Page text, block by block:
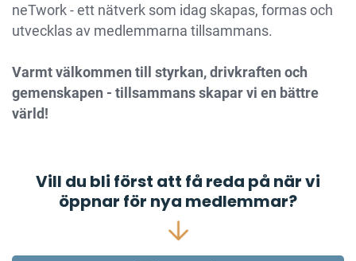
neTwork - ett nätverk som idag skapas, formas och
utvecklas av medlemmarna tillsammans.
Varmt välkommen till styrkan, drivkraften och
gemenskapen - tillsammans skapar vi en bättre
värld!
Vill du bli först att få reda på när vi
öppnar för nya medlemmar?